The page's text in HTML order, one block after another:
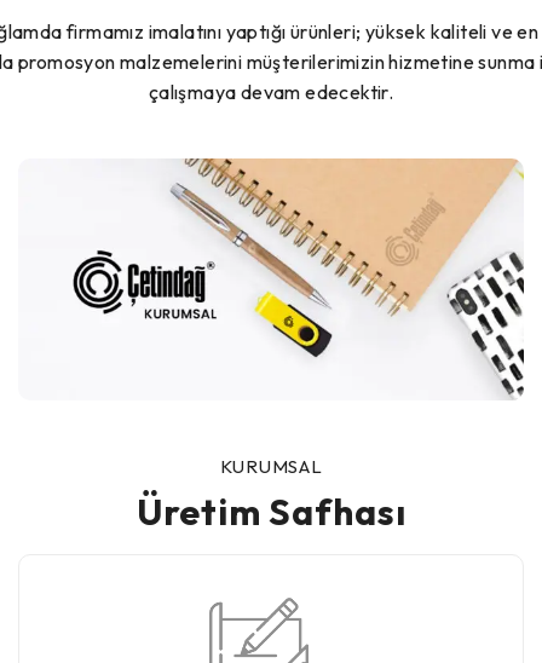
firmamız imalatını yaptığı ürünleri; yüksek kaliteli ve
promosyon malzemelerini müşterilerimizin hizmetine sunma
çalışmaya devam edecektir.
KURUMSAL
Üretim Safhası